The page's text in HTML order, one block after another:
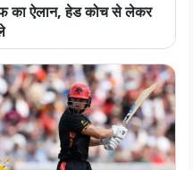
का ऐलान, हेड कोच से लेकर